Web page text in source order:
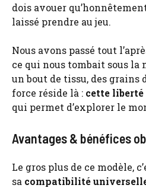
dois avouer
laissé prendre au jeu.
Nous avons passé tout
ce qui nous tombait sous la
un bout de tissu, des grains
force réside là : cette
qui permet d’explorer le
Avantages & bénéfices
Le gros plus de ce modèle,
sa compatibilité